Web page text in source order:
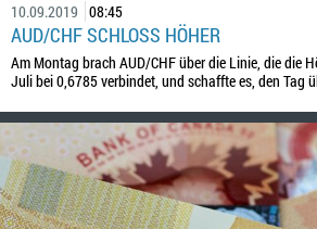
10.09.2019 08:45
AUD/CHF SCHLOSS HÖHER
Am Montag brach AUD/CHF über die Linie, die die
Juli bei 0,6785 verbindet, und schaffte es, den Tag